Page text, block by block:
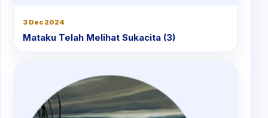
3 Dec 2024
Mataku Telah Melihat Sukacita (3)